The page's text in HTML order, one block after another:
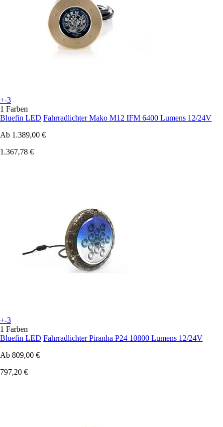
+-3
1 Farben
Bluefin LED Fahrradlichter Mako M12 IFM 6400 Lumens 12/24V
Ab 1.389,00 €
1.367,78 €
+-3
1 Farben
Bluefin LED Fahrradlichter Piranha P24 10800 Lumens 12/24V
Ab 809,00 €
797,20 €